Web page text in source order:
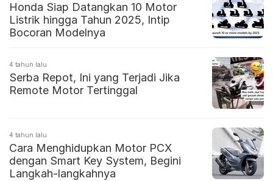
Honda Siap Datangkan 10 Motor
Listrik hingga Tahun 2025, Intip
Bocoran Modelnya
4 tahun lalu
Serba Repot, Ini yang Terjadi Jika
Remote Motor Tertinggal
4 tahun lalu
Cara Menghidupkan Motor PCX
dengan Smart Key System, Begini
Langkah-langkahnya